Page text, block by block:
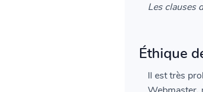
Les clauses
Éthique
Il est très